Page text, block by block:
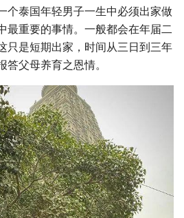
个泰国年轻男子一生中必须出家做
最重要的事情。一般都会在年届二
只是短期出家，时间从三日到三年
答父母养育之恩情。